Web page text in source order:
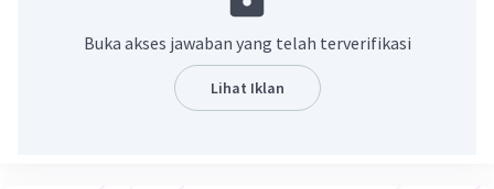
Buka akses jawaban yang telah terverifikasi
Lihat Iklan